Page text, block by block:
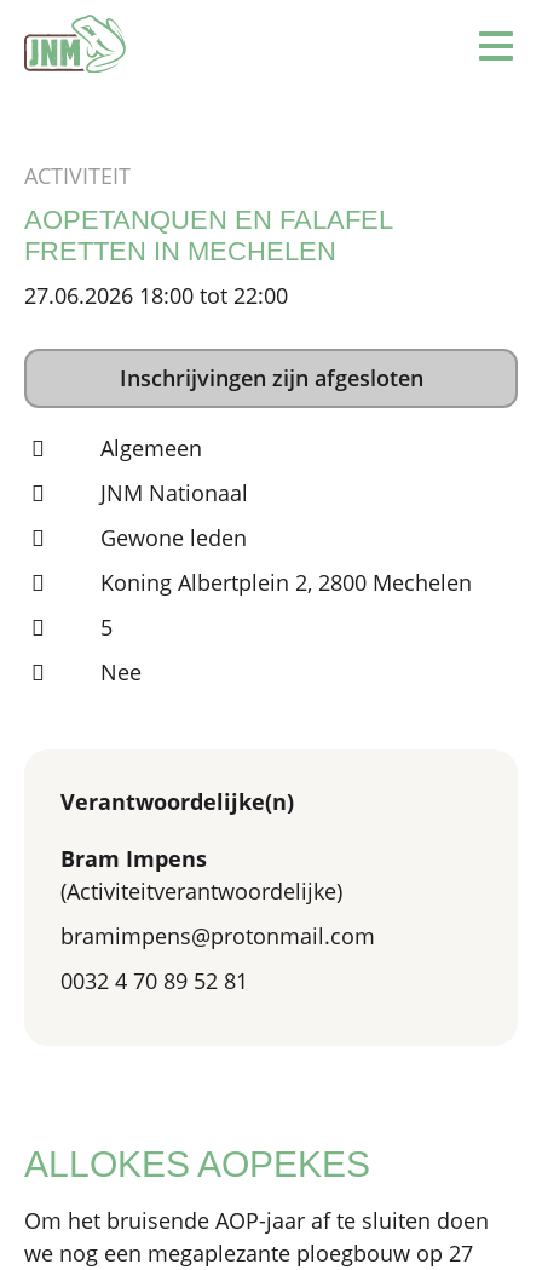
ACTIVITEIT
AOPETANQUEN EN FALAFEL
FRETTEN IN MECHELEN
27.06.2026 18:00 tot 22:00
Inschrijvingen zijn afgesloten
Algemeen
JNM Nationaal
Gewone leden
Koning Albertplein 2, 2800 Mechelen
5
Nee
Verantwoordelijke(n)
Bram Impens
(Activiteitverantwoordelijke)
bramimpens@protonmail.com
0032 4 70 89 52 81
ALLOKES AOPEKES
Om het bruisende AOP-jaar af te sluiten doen
we nog een megaplezante ploegbouw op 27